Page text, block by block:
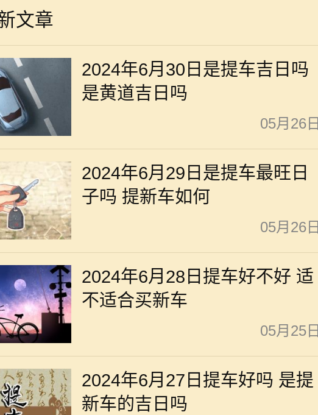
文章
2024年6月30日是提车吉日吗
是黄道吉日吗
05月26日
2024年6月29日是提车最旺日
子吗 提新车如何
05月26日
2024年6月28日提车好不好 适
不适合买新车
05月25日
2024年6月27日提车好吗 是提
新车的吉日吗